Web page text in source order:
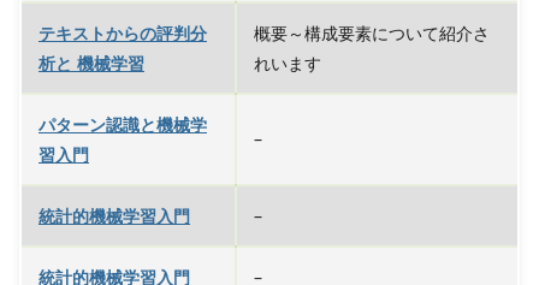
テキストからの評判分
析と 機械学習
概要～構成要素について紹介さ
れいます
パターン認識と機械学
習入門
–
統計的機械学習入門 –
統計的機械学習入門 –